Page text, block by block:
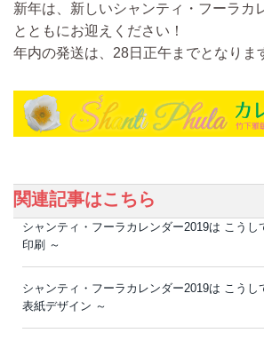
新年は、新しいシャンティ・フーラカ
とともにお迎えください！
年内の発送は、28日正午までとなりま
関連記事はこちら
シャンティ・フーラカレンダー2019は こうし
印刷 ～
シャンティ・フーラカレンダー2019は こうし
表紙デザイン ～